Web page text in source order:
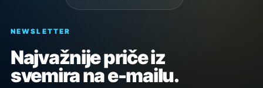
NEWSLETTER
Najvažnije priče iz
svemira na e-mailu.